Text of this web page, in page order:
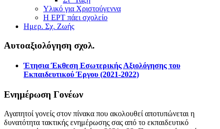
Υλικό για Χριστούγεννα
Η ΕΡΤ πάει σχολείο
Ημερ. Σχ. Ζωής
Αυτοαξιολόγηση σχολ.
Έτησια Έκθεση Εσωτερικής Αξιολόγησης του
Εκπαιδευτικού Έργου (2021-2022)
Ενημέρωση Γονέων
Αγαπητοί γονείς στον πίνακα που ακολουθεί αποτυπώνεται η
δυνατότητα τακτικής ενημέρωσης σας από το εκπαιδευτικό